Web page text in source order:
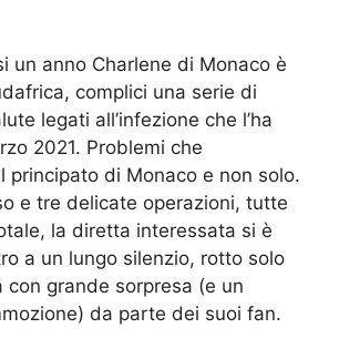
un anno Charlene di Monaco è
complici una serie di
legati all’infezione che l’ha
2021. Problemi che
principato di Monaco e non solo.
e tre delicate operazioni, tutte
la diretta interessata si è
a un lungo silenzio, rotto solo
con grande sorpresa (e un
da parte dei suoi fan.